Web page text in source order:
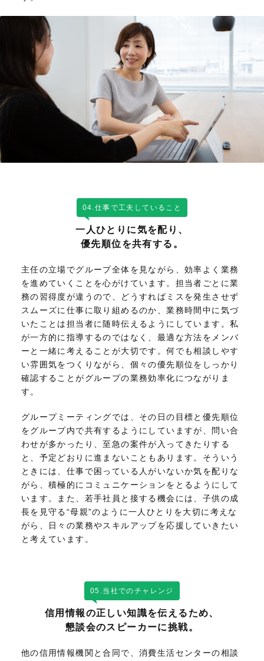
04.仕事で工夫していること
一人ひとりに気を配り、
優先順位を共有する。
主任の立場でグループ全体を見ながら、効率よく業務
を進めていくことを心がけています。担当者ごとに業
務の習得度が違うので、どうすればミスを発生させず
スムーズに仕事に取り組めるのか、業務時間中に気づ
いたことは担当者に随時伝えるようにしています。私
が一方的に指導するのではなく、最適な方法をメンバ
ーと一緒に考えることが大切です。何でも相談しやす
い雰囲気をつくりながら、個々の優先順位をしっかり
確認することがグループの業務効率化につながりま
す。
グループミーティングでは、その日の目標と優先順位
をグループ内で共有するようにしていますが、問い合
わせが多かったり、至急の案件が入ってきたりする
と、予定どおりに進まないこともあります。そういう
ときには、仕事で困っている人がいないか気を配りな
がら、積極的にコミュニケーションをとるようにして
います。また、若手社員と接する機会には、子供の成
長を見守る“母親”のように一人ひとりを大切に考えな
がら、日々の業務やスキルアップを応援していきたい
と考えています。
05.当社でのチャレンジ
信用情報の正しい知識を伝えるため、
懇談会のスピーカーに挑戦。
他の信用情報機関と合同で、消費生活センターの相談